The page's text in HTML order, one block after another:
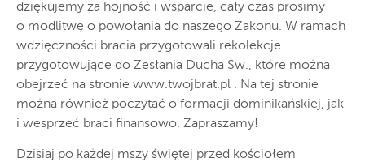
dziękujemy za hojność i wsparcie, cały czas prosimy
o modlitwę o powołania do naszego Zakonu. W ramach
wdzięczności bracia przygotowali rekolekcje
przygotowujące do Zesłania Ducha Św., które można
obejrzeć na stronie www.twojbrat.pl . Na tej stronie
można również poczytać o formacji dominikańskiej, jak
i wesprzeć braci finansowo. Zapraszamy!
Dzisiaj po każdej mszy świętej przed kościołem